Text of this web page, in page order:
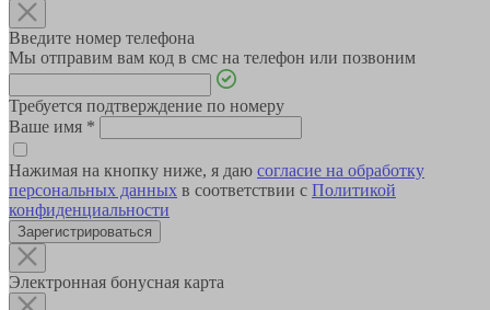
Введите номер телефона
Мы отправим вам код в смс на телефон или позвоним
Требуется подтверждение по номеру
Ваше имя *
Нажимая на кнопку ниже, я даю согласие на обработку
персональных данных в соответствии с Политикой
конфиденциальности
Зарегистрироваться
Электронная бонусная карта